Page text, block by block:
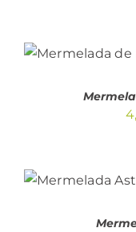
AÑADIR AL